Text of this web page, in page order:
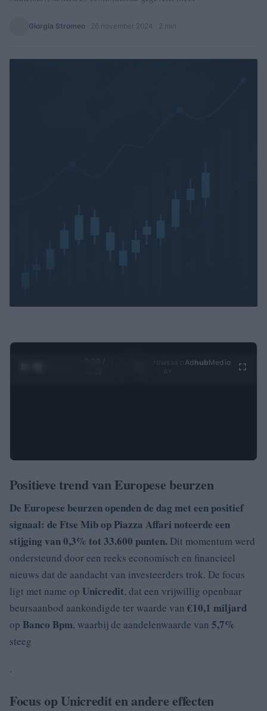
Giorgia Stromeo 26 november 2024 · 2 min
0:29 /
Ad hubMedia
Positieve trend van Europese beurzen
De Europese beurzen openden de dag met een positief
signaal: de Ftse Mibop Piazza Affari noteerde een
stijging van0,3% tot 33.600 punten. Dit momentum werd
ondersteund door een reeks economisch en financieel
nieuws dat de aandacht van investeerders trok. De focus
ligt met name op Unicredit, dat een vrijwillig openbaar
beursaanbod aankondigde ter waarde van €10,1 miljard
op Banco Bpm, waarbij de aandelenwaarde van 5,7%
steeg
.
Focus op Unicredit en andere effecten